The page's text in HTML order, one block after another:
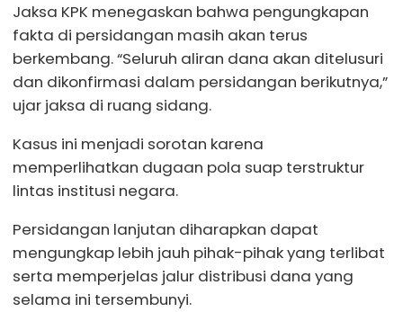
Jaksa KPK menegaskan bahwa pengungkapan
fakta di persidangan masih akan terus
berkembang. “Seluruh aliran dana akan ditelusuri
dan dikonfirmasi dalam persidangan berikutnya,”
ujar jaksa di ruang sidang.
Kasus ini menjadi sorotan karena
memperlihatkan dugaan pola suap terstruktur
lintas institusi negara.
Persidangan lanjutan diharapkan dapat
mengungkap lebih jauh pihak-pihak yang terlibat
serta memperjelas jalur distribusi dana yang
selama ini tersembunyi.